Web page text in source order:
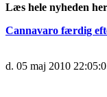
Læs hele nyheden
Cannavaro færdig
d. 05 maj 2010